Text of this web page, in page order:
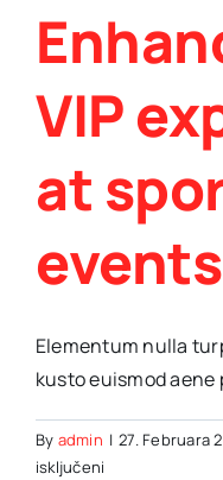
VIP
at
events
Elementum nulla
kusto euismod
By admin | 27. Februara
isključeni